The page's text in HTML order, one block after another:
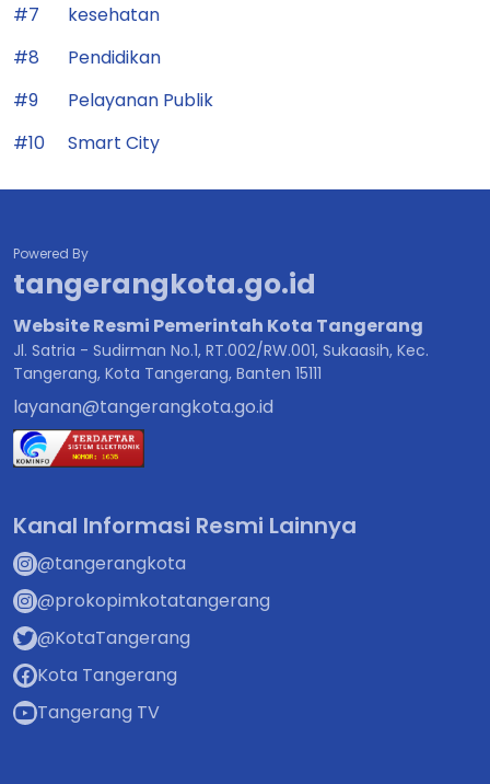
#7
kesehatan
#8
Pendidikan
#9
Pelayanan Publik
#10
Smart City
Powered By
tangerangkota.go.id
Website Resmi Pemerintah Kota Tangerang
Jl. Satria - Sudirman No.1, RT.002/RW.001, Sukaasih, Kec.
Tangerang, Kota Tangerang, Banten 15111
layanan@tangerangkota.go.id
Kanal Informasi Resmi Lainnya
@tangerangkota
@prokopimkotatangerang
@KotaTangerang
Kota Tangerang
Tangerang TV